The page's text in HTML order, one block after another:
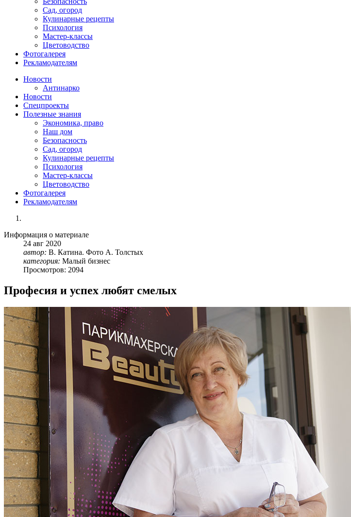
Сад, огород
Кулинарные рецепты
Психология
Мастер-классы
Цветоводство
Фотогалерея
Рекламодателям
Новости
Антинарко
Новости
Спецпроекты
Полезные знания
Экономика, право
Наш дом
Безопасность
Сад, огород
Кулинарные рецепты
Психология
Мастер-классы
Цветоводство
Фотогалерея
Рекламодателям
Информация о материале
24 авг 2020
автор: В. Катина. Фото А. Толстых
категория: Малый бизнес
Просмотров: 2094
Професия и успех любят смелых